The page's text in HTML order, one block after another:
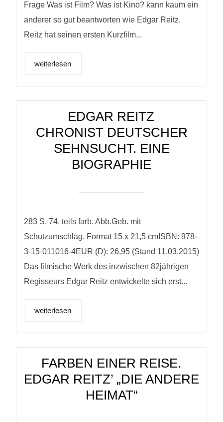
Frage Was ist Film? Was ist Kino? kann kaum ein
anderer so gut beantworten wie Edgar Reitz.
Reitz hat seinen ersten Kurzfilm...
weiterlesen
EDGAR REITZ
CHRONIST DEUTSCHER
SEHNSUCHT. EINE
BIOGRAPHIE
283 S. 74, teils farb. Abb.Geb. mit
Schutzumschlag. Format 15 x 21,5 cmISBN: 978-
3-15-011016-4EUR (D): 26,95 (Stand 11.03.2015)
Das filmische Werk des inzwischen 82jährigen
Regisseurs Edgar Reitz entwickelte sich erst...
weiterlesen
FARBEN EINER REISE.
EDGAR REITZ’ „DIE ANDERE
HEIMAT“